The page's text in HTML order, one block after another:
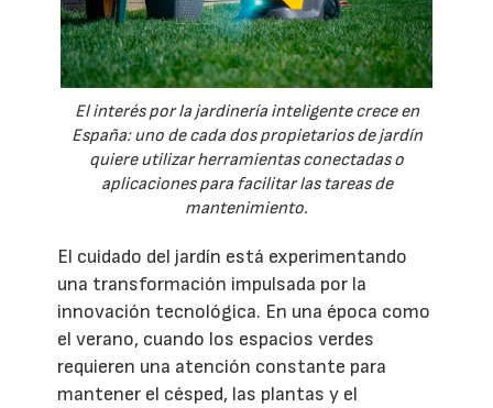
El interés por la jardinería inteligente crece en
España: uno de cada dos propietarios de jardín
quiere utilizar herramientas conectadas o
aplicaciones para facilitar las tareas de
mantenimiento.
El cuidado del jardín está experimentando
una transformación impulsada por la
innovación tecnológica. En una época como
el verano, cuando los espacios verdes
requieren una atención constante para
mantener el césped, las plantas y el